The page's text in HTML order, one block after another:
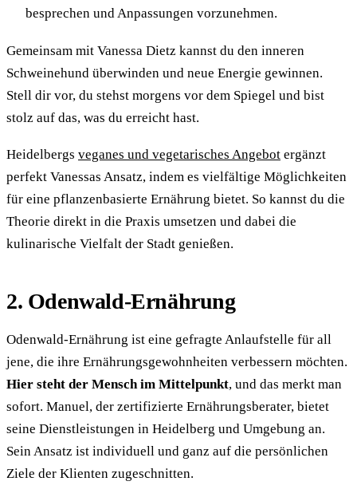
besprechen und Anpassungen vorzunehmen.
Gemeinsam mit Vanessa Dietz kannst du den inneren
Schweinehund überwinden und neue Energie gewinnen.
Stell dir vor, du stehst morgens vor dem Spiegel und bist
stolz auf das, was du erreicht hast.
Heidelbergs veganes und vegetarisches Angebot ergänzt
perfekt Vanessas Ansatz, indem es vielfältige Möglichkeiten
für eine pflanzenbasierte Ernährung bietet. So kannst du die
Theorie direkt in die Praxis umsetzen und dabei die
kulinarische Vielfalt der Stadt genießen.
2. Odenwald-Ernährung
Odenwald-Ernährung ist eine gefragte Anlaufstelle für all
jene, die ihre Ernährungsgewohnheiten verbessern möchten.
Hier steht der Mensch im Mittelpunkt, und das merkt man
sofort. Manuel, der zertifizierte Ernährungsberater, bietet
seine Dienstleistungen in Heidelberg und Umgebung an.
Sein Ansatz ist individuell und ganz auf die persönlichen
Ziele der Klienten zugeschnitten.